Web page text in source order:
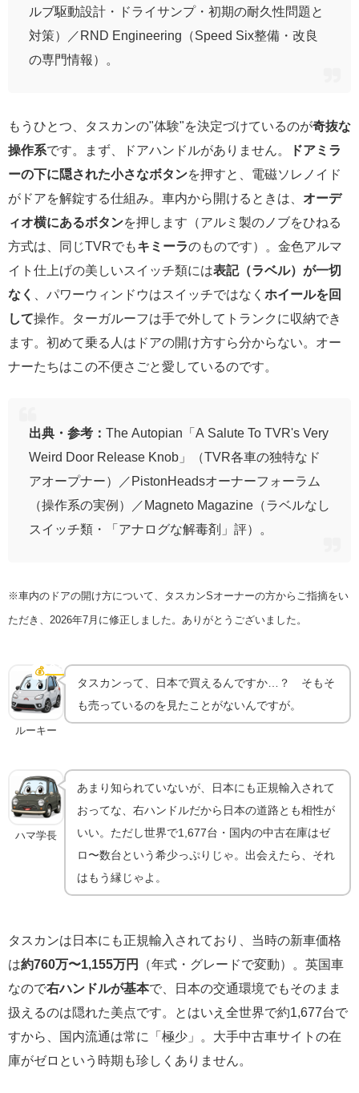
ルブ駆動設計・ドライサンプ・初期の耐久性問題と
対策）／RND Engineering（Speed Six整備・改良
の専門情報）。
もうひとつ、タスカンの"体験"を決定づけているのが奇抜な
操作系です。まず、ドアハンドルがありません。
ドアミラ
ーの下に隠された小さなボタンを押すと、電磁ソレノイド
がドアを解錠する仕組み。車内から開けるときは、 オーデ
ィオ横にあるボタンを押します（アルミ製のノブをひねる
方式は、同じTVRでもキミーラのものです）。金色アルマ
イト仕上げの美しいスイッチ類には表記（ラベル）が一切
なく
、パワーウィンドウはスイッチではなく ホイールを回
して操作。ターガルーフは手で外してトランクに収納でき
ます。初めて乗る人はドアの開け方すら分からない。オー
ナーたちはこの不便さごと愛しているのです。
出典・参考： The Autopian「A Salute To TVR's Very
Weird Door Release Knob」（TVR各車の独特なド
アオープナー）／PistonHeadsオーナーフォーラム
（操作系の実例）／Magneto Magazine（ラベルなし
スイッチ類・「アナログな解毒剤」評）。
※車内のドアの開け方について、タスカンSオーナーの方からご指摘をい
ただき、2026年7月に修正しました。ありがとうございました。
💰 中古相場
タスカンは今いくら？国内流通は極少の希少車
ルーキー
タスカンって、日本で買えるんですか…？ そもそ
も売っているのを見たことがないんですが。
ハマ学長
あまり知られていないが、日本にも正規輸入されて
おってな、右ハンドルだから日本の道路とも相性が
いい。ただし世界で1,677台・国内の中古在庫はゼ
ロ〜数台という希少っぷりじゃ。出会えたら、それ
はもう縁じゃよ。
タスカンは日本にも正規輸入されており、当時の新車価格
は約760万〜1,155万円
（年式・グレードで変動）。英国車
なので右ハンドルが基本で、日本の交通環境でもそのまま
扱えるのは隠れた美点です。とはいえ全世界で約1,677台で
すから、国内流通は常に「極少」。大手中古車サイトの在
庫がゼロという時期も珍しくありません。